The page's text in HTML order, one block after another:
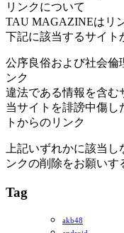
リンクについて
TAU MAGAZINEはリ
下記に該当するサイト
公序良俗および社会倫
ンク
違法である情報を含む
当サイトを誹謗中傷し
トからのリンク
上記いずれかに該当
ンクの削除をお願いす
Tag
akb48